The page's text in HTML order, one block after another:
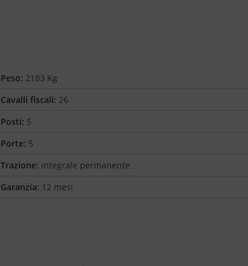
Peso: 2183 Kg
Cavalli fiscali: 26
Posti: 5
Porte: 5
Trazione: integrale permanente
Garanzia: 12 mesi